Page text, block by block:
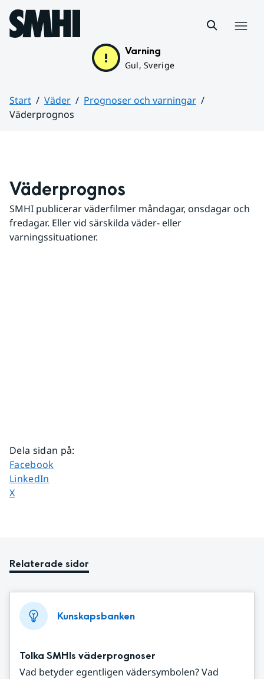
Hoppa till sidans innehåll
Varning
Gul, Sverige
Start Väder
Prognoser och varningar
Väderprognos
Väderprognos
SMHI publicerar väderfilmer måndagar, onsdagar och
fredagar. Eller vid särskilda väder- eller
varningssituationer.
Dela sidan på:
Dela sidan på
Facebook
Dela sidan på
LinkedIn
Dela sidan på
X
Relaterade sidor
Kunskapsbanken
Tolka SMHIs väderprognoser
Vad betyder egentligen vädersymbolen? Vad